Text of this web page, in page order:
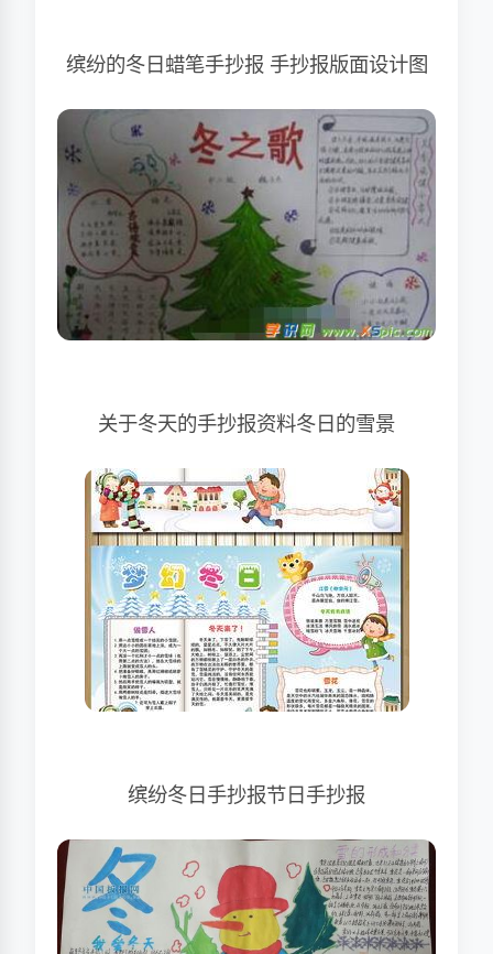
缤纷的冬日蜡笔手抄报 手抄报版面设计图
关于冬天的手抄报资料冬日的雪景
缤纷冬日手抄报节日手抄报